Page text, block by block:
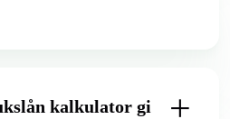
kalkulator gi